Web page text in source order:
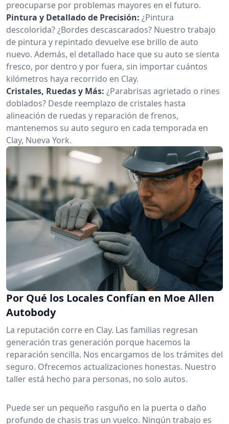
preocuparse por problemas mayores en el futuro.
Pintura y Detallado de Precisión: ¿Pintura
descolorida? ¿Bordes descascarados? Nuestro trabajo
de pintura y repintado devuelve ese brillo de auto
nuevo. Además, el detallado hace que su auto se sienta
fresco, por dentro y por fuera, sin importar cuántos
kilómetros haya recorrido en Clay.
Cristales, Ruedas y Más: ¿Parabrisas agrietado o rines
doblados? Desde reemplazo de cristales hasta
alineación de ruedas y reparación de frenos,
mantenemos su auto seguro en cada temporada en
Clay, Nueva York.
Por Qué los Locales Confían en Moe Allen
Autobody
La reputación corre en Clay. Las familias regresan
generación tras generación porque hacemos la
reparación sencilla. Nos encargamos de los trámites del
seguro. Ofrecemos actualizaciones honestas. Nuestro
taller está hecho para personas, no solo autos.
Puede ser un pequeño rasguño en la puerta o daño
profundo de chasis tras un vuelco. Ningún trabajo es